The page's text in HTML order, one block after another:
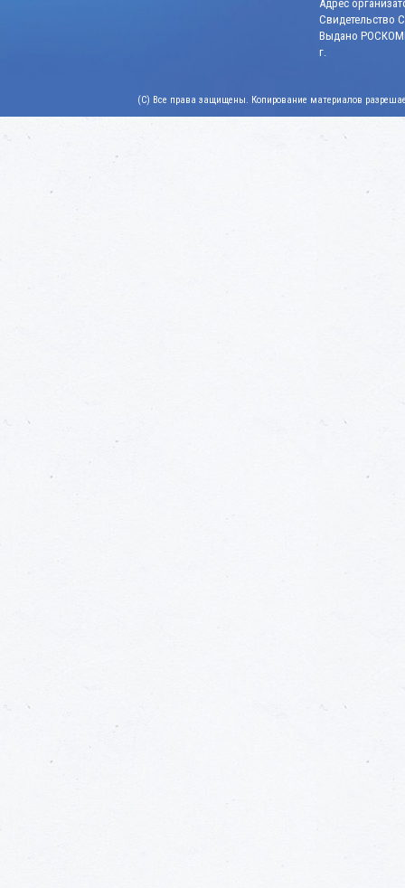
Адрес
Свидетельство
Выдано
г.
(C) Все права защищены. Копирование материалов